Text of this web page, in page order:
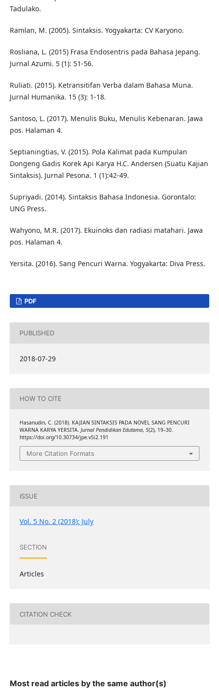
Tadulako.
Ramlan, M. (2005). Sintaksis. Yogyakarta: CV Karyono.
Rosliana, L. (2015) Frasa Endosentris pada Bahasa Jepang.
Jurnal Azumi. 5 (1): 51-56.
Ruliati. (2015). Ketransitifan Verba dalam Bahasa Muna.
Jurnal Humanika. 15 (3): 1-18.
Santoso, L. (2017). Menulis Buku, Menulis Kebenaran. Jawa
pos. Halaman 4.
Septianingtias, V. (2015). Pola Kalimat pada Kumpulan
Dongeng Gadis Korek Api Karya H.C. Andersen (Suatu Kajian
Sintaksis). Jurnal Pesona. 1 (1):42-49.
Supriyadi. (2014). Sintaksis Bahasa Indonesia. Gorontalo:
UNG Press.
Wahyono, M.R. (2017). Ekuinoks dan radiasi matahari. Jawa
pos. Halaman 4.
Yersita. (2016). Sang Pencuri Warna. Yogyakarta: Diva Press.
PDF
PUBLISHED
2018-07-29
HOW TO CITE
Hasanudin, C. (2018). KAJIAN SINTAKSIS PADA NOVEL SANG PENCURI
WARNA KARYA YERSITA. Jurnal Pendidikan Edutama, 5(2), 19–30.
https://doi.org/10.30734/jpe.v5i2.191
More Citation Formats
ISSUE
Vol. 5 No. 2 (2018): July
SECTION
Articles
CITATION CHECK
Most read articles by the same author(s)